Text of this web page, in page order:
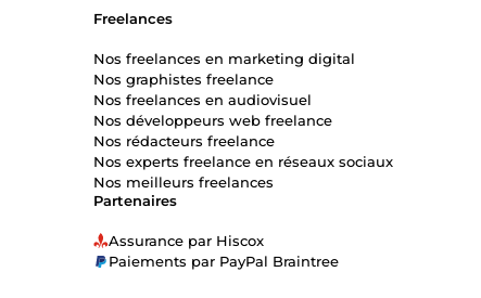
Partenaires
Assurance par Hiscox
Paiements par PayPal Braintree
Freelances
Nos freelances en marketing digital
Nos graphistes freelance
Nos freelances en audiovisuel
Nos développeurs web freelance
Nos rédacteurs freelance
Nos experts freelance en réseaux sociaux
Nos meilleurs freelances